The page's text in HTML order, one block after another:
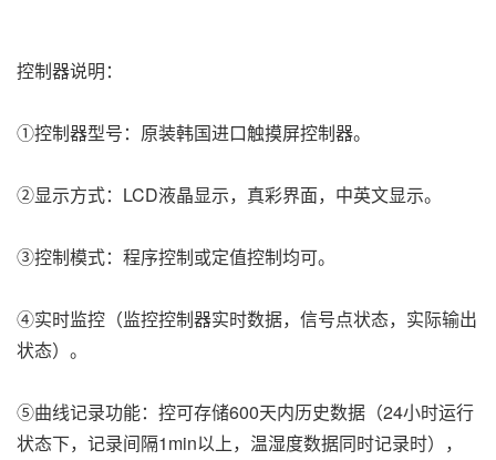
控制器说明：
①控制器型号：原装韩国进口触摸屏控制器。
②显示方式：LCD液晶显示，真彩界面，中英文显示。
③控制模式：程序控制或定值控制均可。
④实时监控（监控控制器实时数据，信号点状态，实际输出
状态）。
⑤曲线记录功能：控可存储600天内历史数据（24小时运行
状态下，记录间隔1min以上，温湿度数据同时记录时），